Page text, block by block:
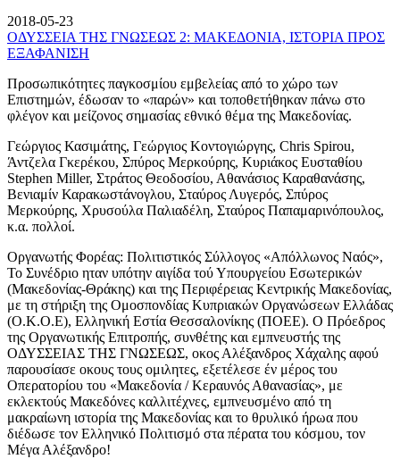
2018-05-23
ΟΔΥΣΣΕΙΑ ΤΗΣ ΓΝΩΣΕΩΣ 2: ΜΑΚΕΔΟΝΙΑ, ΙΣΤΟΡΙΑ ΠΡΟΣ
ΕΞΑΦΑΝΙΣΗ
Προσωπικότητες παγκοσμίου εμβελείας από το χώρο των
Επιστημών, έδωσαν το «παρών» και τοποθετήθηκαν πάνω στο
φλέγον και μείζονος σημασίας εθνικό θέμα της Μακεδονίας.
Γεώργιος Κασιμάτης, Γεώργιος Κοντογιώργης, Chris Spirou,
Άντζελα Γκερέκου, Σπύρος Μερκούρης, Κυριάκος Ευσταθίου
Stephen Miller, Στράτος Θεοδοσίου, Αθανάσιος Καραθανάσης,
Βενιαμίν Καρακωστάνογλου, Σταύρος Λυγερός, Σπύρος
Μερκούρης, Χρυσούλα Παλιαδέλη, Σταύρος Παπαμαρινόπουλος,
κ.α. πολλοί.
Οργανωτής Φορέας: Πολιτιστικός Σύλλογος «Απόλλωνος Ναός»,
Το Συνέδριο ηταν υπότην αιγίδα τού Υπουργείου Εσωτερικών
(Μακεδονίας-Θράκης) και της Περιφέρειας Κεντρικής Μακεδονίας,
με τη στήριξη της Ομοσπονδίας Κυπριακών Οργανώσεων Ελλάδας
(Ο.Κ.Ο.Ε), Ελληνική Εστία Θεσσαλονίκης (ΠΟΕΕ). Ο Πρόεδρος
της Οργανωτικής Επιτροπής, συνθέτης και εμπνευστής της
ΟΔΥΣΣΕΙΑΣ ΤΗΣ ΓΝΩΣΕΩΣ, οκος Αλέξανδρος Χάχαλης αφού
παρουσίασε οκους τους ομιλητες, εξετέλεσε έν μέρος του
Οπερατορίου του «Μακεδονία / Κεραυνός Αθανασίας», με
εκλεκτούς Μακεδόνες καλλιτέχνες, εμπνευσμένο από τη
μακραίωνη ιστορία της Μακεδονίας και το θρυλικό ήρωα που
διέδωσε τον Ελληνικό Πολιτισμό στα πέρατα του κόσμου, τον
Μέγα Αλέξανδρο!